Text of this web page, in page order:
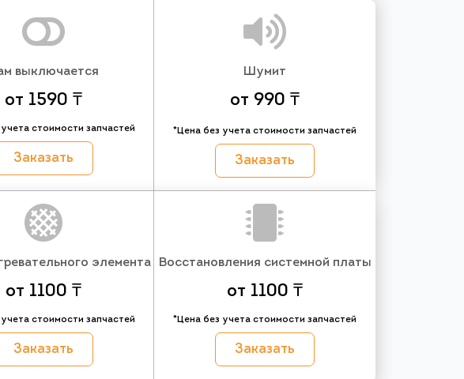
выключается
от 1590 ₸
стоимости запчастей
Заказать
Шумит
от 990 ₸
*Цена без учета стоимости запчастей
Заказать
элемента
от 1100 ₸
стоимости запчастей
Заказать
Восстановления системной платы
от 1100 ₸
*Цена без учета стоимости запчастей
Заказать